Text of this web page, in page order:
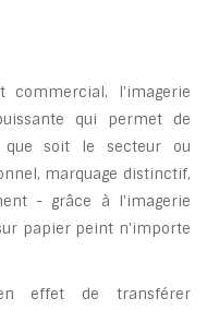
l'imagerie
qui permet de
que soit le secteur ou
marquage distinctif,
- grâce à I'imagerie
papier peint n'importe
effet de transférer